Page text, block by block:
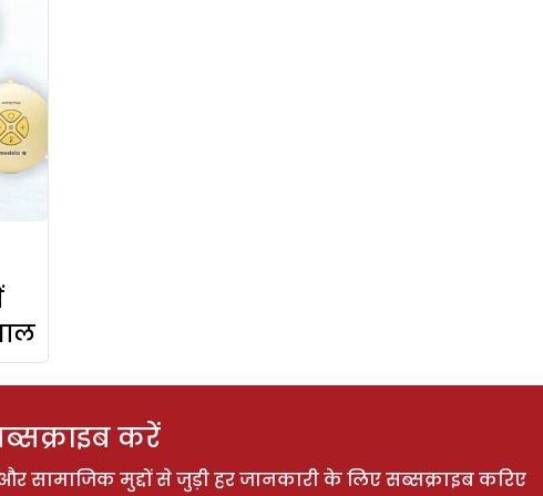
करें
सामाजिक मुद्दों से जुड़ी हर जानकारी के लिए सब्सक्राइब करिए